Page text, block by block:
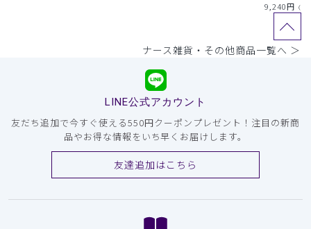
9,240円 （税
ナース雑貨・その他商品一覧へ ＞
LINE公式アカウント
友だち追加で今すぐ使える550円クーポンプレゼント！注目の新商
品やお得な情報をいち早くお届けします。
友達追加はこちら